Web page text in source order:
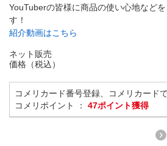
YouTuberの皆様に商品の使い心地など
す！
紹介動画はこちら
ネット販売
価格（税込）
コメリカード番号登録、コメリカード
コメリポイント ： 47ポイント獲得